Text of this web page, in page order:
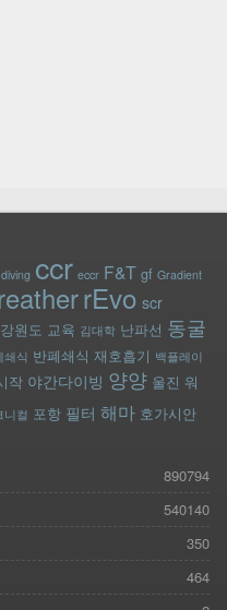
ccr eccr F&T gf Gradient
rEvo scr
강원도 교육 김대학 난파선 동굴
쇄식 반폐쇄식 재호흡기 백플레이
작 야간다이빙 양양 울진 워
니컬 포항 필터 해마 호가시안
890794
540140
350
464